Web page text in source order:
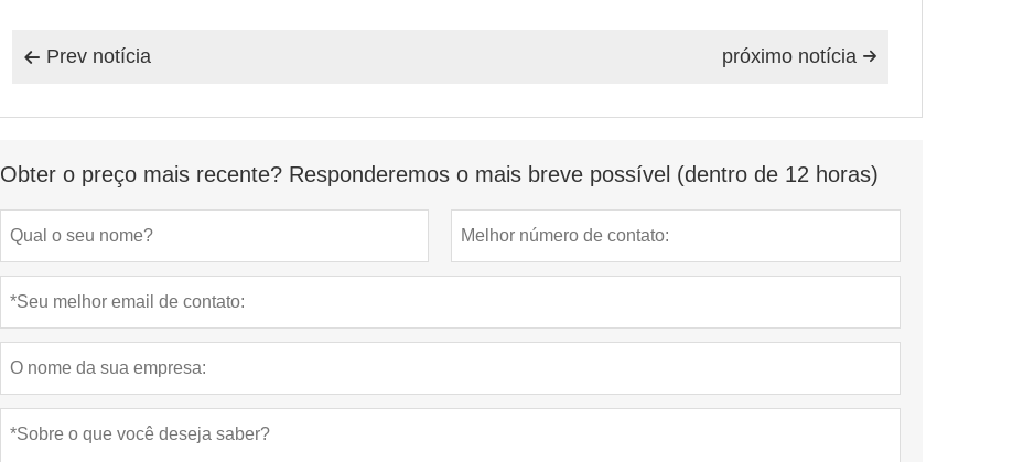
 Prev notícia 
próximo notícia
Obter o preço mais recente? Responderemos o mais breve possível (dentro de 12 horas)